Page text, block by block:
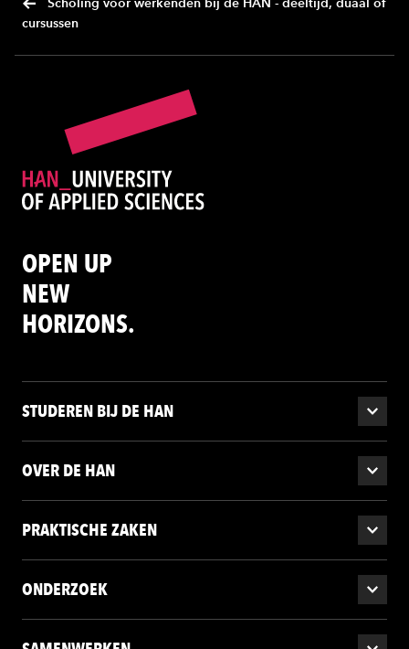
Scholing voor werkenden bij de HAN - deeltijd, duaal of
cursussen
OPEN UP
NEW
HORIZONS.
STUDEREN BIJ DE HAN
OVER DE HAN
PRAKTISCHE ZAKEN
ONDERZOEK